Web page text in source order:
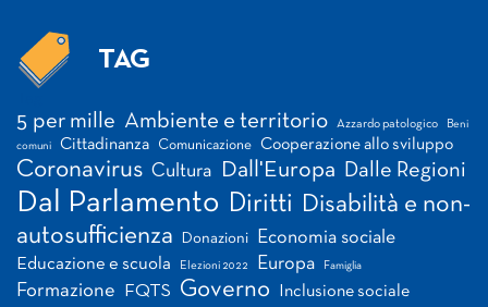
TAG
5 per mille Ambiente e territorio Azzardo patologico Beni
comuni Cittadinanza Comunicazione Cooperazione allo sviluppo
Coronavirus Cultura Dall'Europa Dalle Regioni
Dal Parlamento Diritti
Disabilità e non-
autosufficienza
Donazioni Economia sociale
Educazione e scuola Elezioni 2022 Europa Famiglia
Formazione FQTS Governo Inclusione sociale